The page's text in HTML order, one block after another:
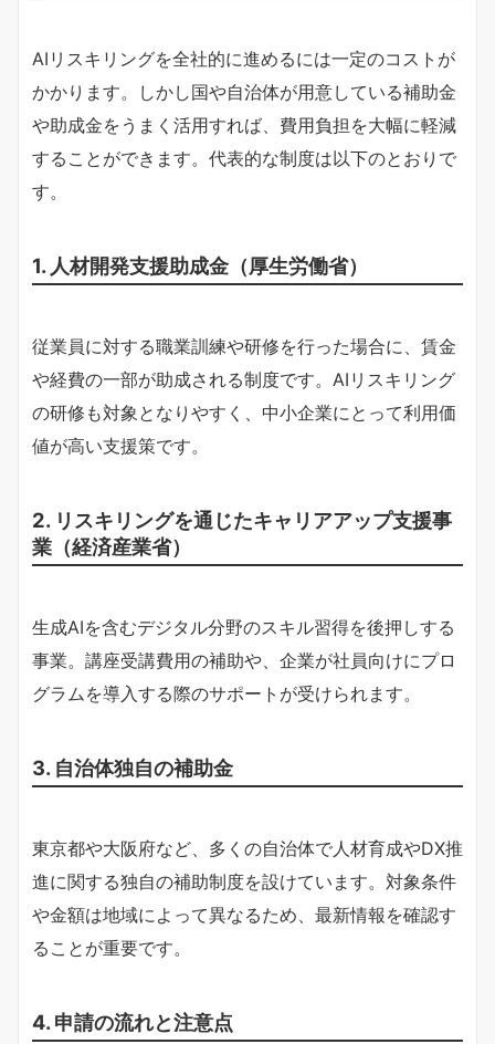
AIリスキリングを全社的に進めるには一定のコストが
かかります。しかし国や自治体が用意している補助金
や助成金をうまく活用すれば、費用負担を大幅に軽減
することができます。代表的な制度は以下のとおりで
す。
1. 人材開発支援助成金（厚生労働省）
従業員に対する職業訓練や研修を行った場合に、賃金
や経費の一部が助成される制度です。AIリスキリング
の研修も対象となりやすく、中小企業にとって利用価
値が高い支援策です。
2. リスキリングを通じたキャリアアップ支援事
業（経済産業省）
生成AIを含むデジタル分野のスキル習得を後押しする
事業。講座受講費用の補助や、企業が社員向けにプロ
グラムを導入する際のサポートが受けられます。
3. 自治体独自の補助金
東京都や大阪府など、多くの自治体で人材育成やDX推
進に関する独自の補助制度を設けています。対象条件
や金額は地域によって異なるため、最新情報を確認す
ることが重要です。
4. 申請の流れと注意点